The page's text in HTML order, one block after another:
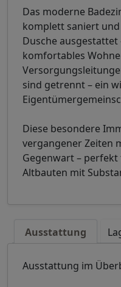
Das moderne
komplett saniert
Dusche
komfortables
sind getrennt – ein
Diese besondere
vergangener Zeiten
Gegenwart –
Altbauten mit
Ausstattung
Ausstattung im